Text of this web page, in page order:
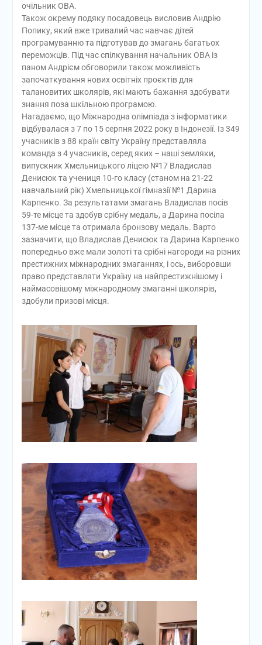
очільник ОВА.
Також окрему подяку посадовець висловив Андрію
Попику, який вже тривалий час навчає дітей
програмуванню та підготував до змагань багатьох
переможців. Під час спілкування начальник ОВА із
паном Андрієм обговорили також можливість
започаткування нових освітніх проєктів для
талановитих школярів, які мають бажання здобувати
знання поза шкільною програмою.
Нагадаємо, що Міжнародна олімпіада з інформатики
відбувалася з 7 по 15 серпня 2022 року в Індонезії. Із 349
учасників з 88 країн світу Україну представляла
команда з 4 учасників, серед яких – наші земляки,
випускник Хмельницького ліцею №17 Владислав
Денисюк та учениця 10-го класу (станом на 21-22
навчальний рік) Хмельницької гімназії №1 Дарина
Карпенко. За результатами змагань Владислав посів
59-те місце та здобув срібну медаль, а Дарина посіла
137-ме місце та отримала бронзову медаль. Варто
зазначити, що Владислав Денисюк та Дарина Карпенко
попередньо вже мали золоті та срібні нагороди на різних
престижних міжнародних змаганнях, і ось, виборовши
право представляти Україну на найпрестижнішому і
наймасовішому міжнародному змаганні школярів,
здобули призові місця.